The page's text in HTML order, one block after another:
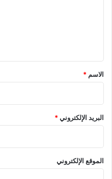
*
الاسم *
البريد الإلكتروني*
الموقع الإلكتروني